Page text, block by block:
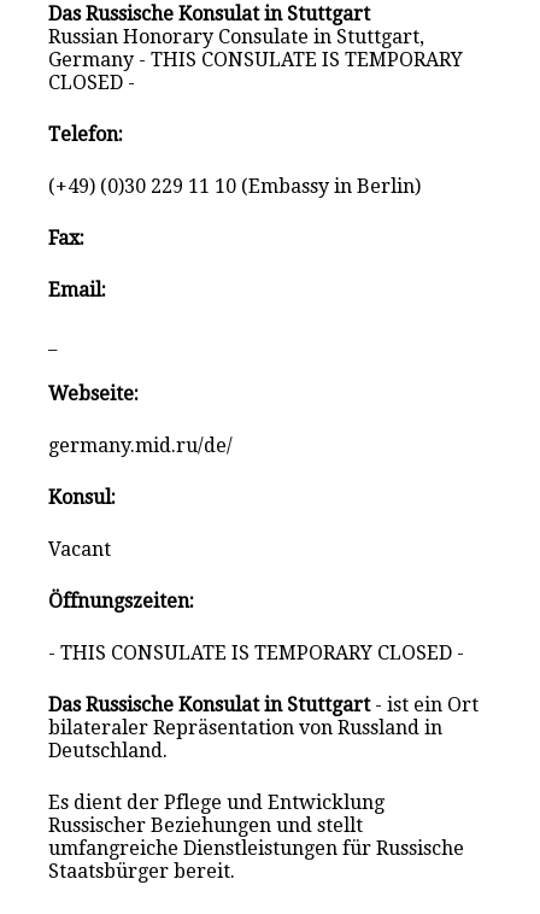
Das Russische Konsulat in Stuttgart
Russian Honorary Consulate in Stuttgart,
Germany - THIS CONSULATE IS TEMPORARY
CLOSED -
Telefon:
(+49) (0)30 229 11 10 (Embassy in Berlin)
Fax:
Email:
Webseite:
germany.mid.ru/de/
Konsul:
Vacant
Öffnungszeiten:
- THIS CONSULATE IS TEMPORARY CLOSED -
Das Russische Konsulat in Stuttgart- ist ein Ort
bilateraler Repräsentation von Russland in
Deutschland.
Es dient der Pflege und Entwicklung
Russischer Beziehungen und stellt
umfangreiche Dienstleistungen für Russische
Staatsbürger bereit.